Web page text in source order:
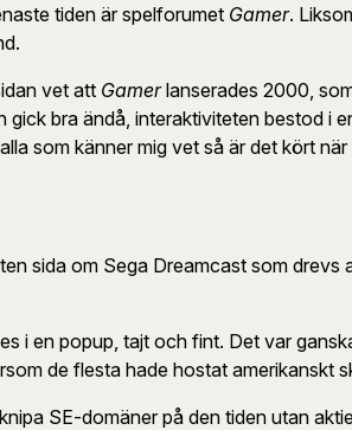
tiden är spelforumet Gamer.
vet att Gamerlanserades 2000,
gick bra ändå, interaktiviteten bestod
som känner mig vet så är det kört
sida om Sega Dreamcast som drevs
i en popup, tajt och fint. Det var
de flesta hade hostat amerikanskt
SE-domäner på den tiden utan